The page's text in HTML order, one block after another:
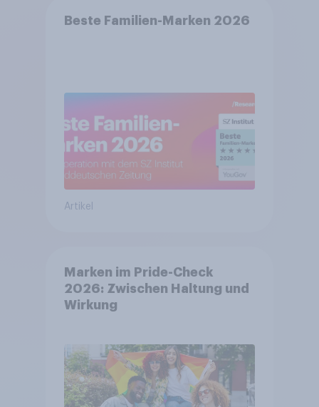
Beste Familien-Marken 2026
Artikel
Marken im Pride-Check
2026: Zwischen Haltung und
Wirkung